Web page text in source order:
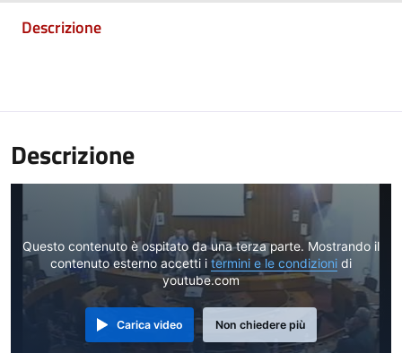
Descrizione
Descrizione
Questo contenuto è ospitato da una terza parte. Mostrando il
contenuto esterno accetti i termini e le condizioni di
youtube.com
Carica video Non chiedere più